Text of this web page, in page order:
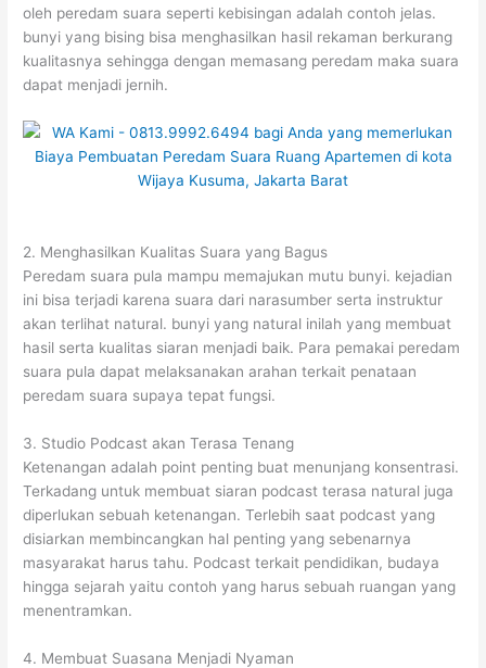
oleh peredam suara seperti kebisingan adalah contoh jelas.
bunyi yang bising bisa menghasilkan hasil rekaman berkurang
kualitasnya sehingga dengan memasang peredam maka suara
dapat menjadi jernih.
2. Menghasilkan Kualitas Suara yang Bagus
Peredam suara pula mampu memajukan mutu bunyi. kejadian
ini bisa terjadi karena suara dari narasumber serta instruktur
akan terlihat natural. bunyi yang natural inilah yang membuat
hasil serta kualitas siaran menjadi baik. Para pemakai peredam
suara pula dapat melaksanakan arahan terkait penataan
peredam suara supaya tepat fungsi.
3. Studio Podcast akan Terasa Tenang
Ketenangan adalah point penting buat menunjang konsentrasi.
Terkadang untuk membuat siaran podcast terasa natural juga
diperlukan sebuah ketenangan. Terlebih saat podcast yang
disiarkan membincangkan hal penting yang sebenarnya
masyarakat harus tahu. Podcast terkait pendidikan, budaya
hingga sejarah yaitu contoh yang harus sebuah ruangan yang
menentramkan.
4. Membuat Suasana Menjadi Nyaman